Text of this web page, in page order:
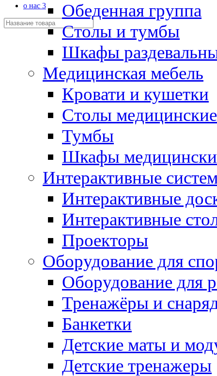
о нас 3
Обеденная группа
Столы и тумбы
Шкафы
Медицинская мебель
Кровати и кушетки
Столы медицинские
Тумбы
Шкафы
Интерактивные
Интерактивные
Интерактивные
Проекторы
Оборудование для
Оборудование для
Тренажёры и
Банкетки
Детские маты и
Детские тренажеры